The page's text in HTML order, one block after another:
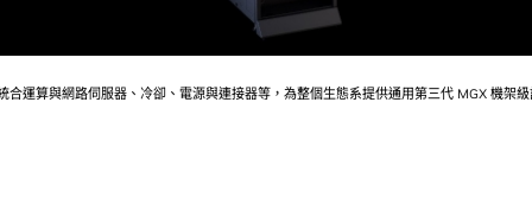
合運算與網路伺服器、冷卻、電源與連接器等，為整個生態系提供通用第三代 MGX 機架